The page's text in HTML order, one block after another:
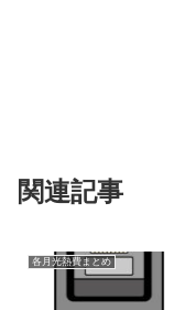
関連記事
各月光熱費まとめ